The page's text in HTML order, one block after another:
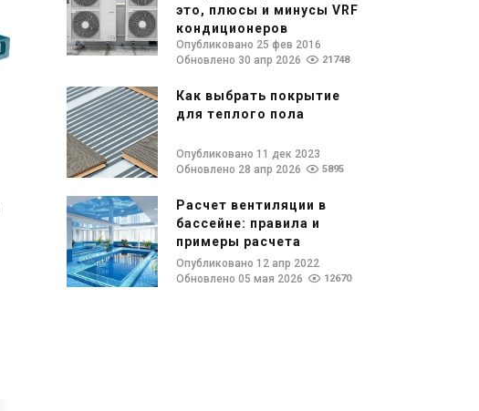
это, плюсы и минусы VRF
кондиционеров
Опубликовано 25 фев 2016
Обновлено 30 апр 2026
21748
Как выбрать покрытие
для теплого пола
Опубликовано 11 дек 2023
Обновлено 28 апр 2026
5895
Расчет вентиляции в
бассейне: правила и
примеры расчета
Опубликовано 12 апр 2022
Обновлено 05 мая 2026
12670